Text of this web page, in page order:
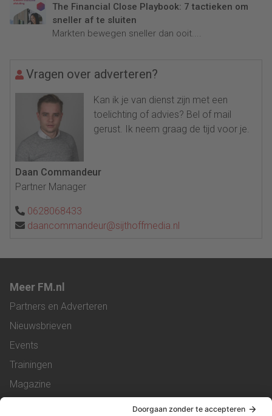
The Financial Close Playbook: 7 tactieken om
sneller af te sluiten
Markten bewegen sneller dan ooit....
Vragen over adverteren?
Kan ik je van dienst zijn met een
toelichting of advies? Bel of mail
gerust. Ik neem graag de tijd voor je.
Daan Commandeur
Partner Manager
0628068433
daancommandeur@sijthoffmedia.nl
Meer FM.nl
Partners en Adverteren
Nieuwsbrieven
Events
Trainingen
Magazine